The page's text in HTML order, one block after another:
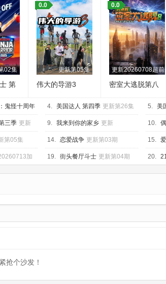
20230225 20221119
02集
第
更新第05集
0.0
伟大的导游3
更新20260708超前
0.0
密室大逃脱第八
鬼怪十周年 4. 美国达人 第四季 更新第26集 5. 美
三季 更新 9. 我来到你的家乡 更新
20260628第4期
10.
第05集 14. 恋爱战争 更新第03期 15.
更新
加 19. 街头餐厅斗士 更新第04期 20.
抢个沙发！